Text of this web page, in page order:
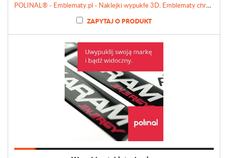
POLINAL® - Emblematy.pl - Naklejki wypukłe 3D, Emblematy chromowane, Tabliczki, Etykiety
ZAPYTAJ O PRODUKT